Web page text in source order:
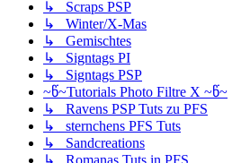
↳ Scraps PSP
↳ Winter/X-Mas
↳ Gemischtes
↳ Signtags PI
↳ Signtags PSP
~წ~Tutorials Photo Filtre X ~წ~
↳ Ravens PSP Tuts zu PFS
↳ sternchens PFS Tuts
↳ Sandcreations
↳ Romanas Tuts in PFS